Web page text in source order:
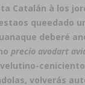
Catalán à los
queedado
deberé
precio avodart
volverás